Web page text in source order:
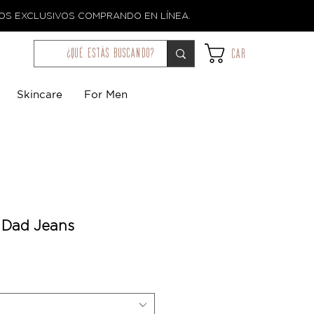
EXCLUSIVOS COMPRANDO EN LÍNEA.
¿qué estás buscando? Car
Skincare For Men
Jeans